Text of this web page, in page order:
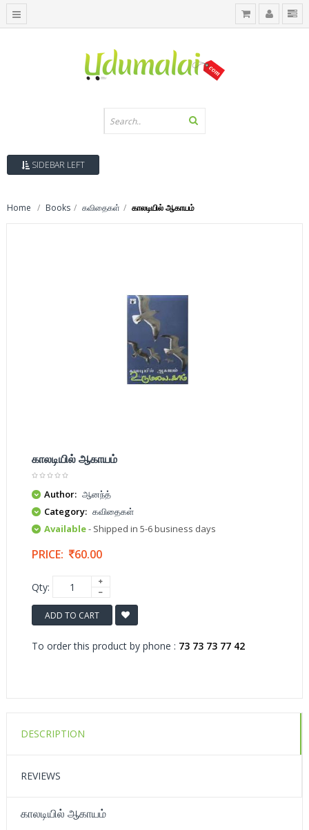
SIDEBAR LEFT
Home Books கவிதைகள் காலடியில் ஆகாயம்
காலடியில் ஆகாயம்
Author: ஆனந்த்
Category: கவிதைகள்
Available- Shipped in 5-6 business days
PRICE: 60.00
Qty:
ADD TO CART
To order this product by phone : 73 73 73 77 42
DESCRIPTION
REVIEWS
காலடியில் ஆகாயம்